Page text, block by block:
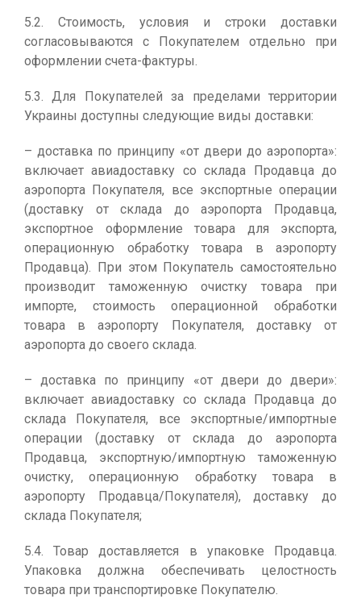
5.2. Стоимость, условия и строки доставки
согласовываются с Покупателем отдельно при
оформлении счета-фактуры.
5.3. Для Покупателей за пределами территории
Украины доступны следующие виды доставки:
– доставка по принципу «от двери до аэропорта»:
включает авиадоставку со склада Продавца до
аэропорта Покупателя, все экспортные операции
(доставку от склада до аэропорта Продавца,
экспортное оформление товара для экспорта,
операционную обработку товара в аэропорту
Продавца). При этом Покупатель самостоятельно
производит таможенную очистку товара при
импорте, стоимость операционной обработки
товара в аэропорту Покупателя, доставку от
аэропорта до своего склада.
– доставка по принципу «от двери до двери»:
включает авиадоставку со склада Продавца до
склада Покупателя, все экспортные/импортные
операции (доставку от склада до аэропорта
Продавца, экспортную/импортную таможенную
очистку, операционную обработку товара в
аэропорту Продавца/Покупателя), доставку до
склада Покупателя;
5.4. Товар доставляется в упаковке Продавца.
Упаковка должна обеспечивать целостность
товара при транспортировке Покупателю.